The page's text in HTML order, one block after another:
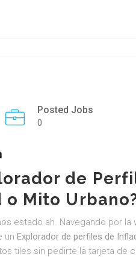
Posted Jobs
0
de
o Mito
estado ah. Navegando por la
un Explorador de perfiles de
tiles sin pedirte la tarjeta de